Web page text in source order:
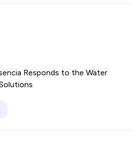
Responds to the Water